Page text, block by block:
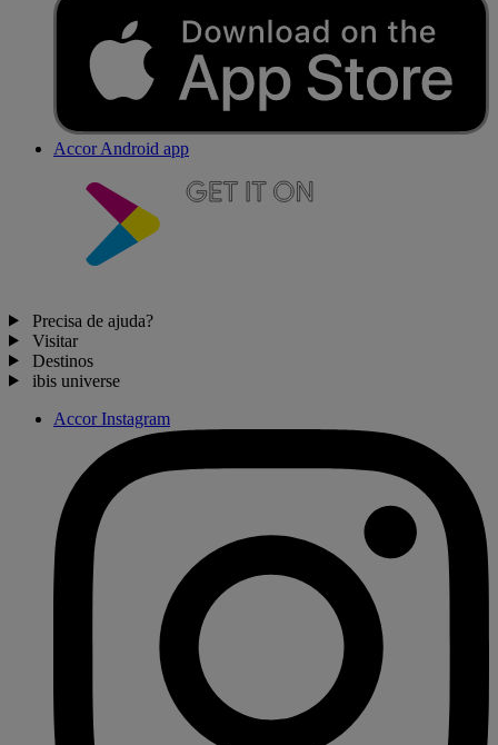
Accor Android app
Precisa de ajuda?
Visitar
Destinos
ibis universe
Accor Instagram